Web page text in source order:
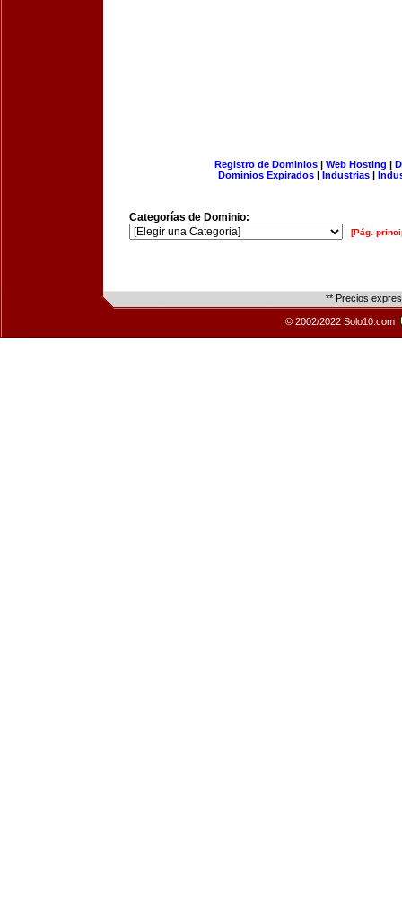
Registro de Dominios| Web Hosting |
Dominios Expirados | Industrias |
Categorías de Dominio:
[Pág.
** Precios
© 2002/2022 Solo10.com